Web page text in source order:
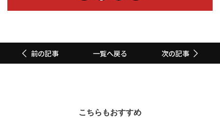
前の記事 一覧へ戻る 次の記事
こちらもおすすめ